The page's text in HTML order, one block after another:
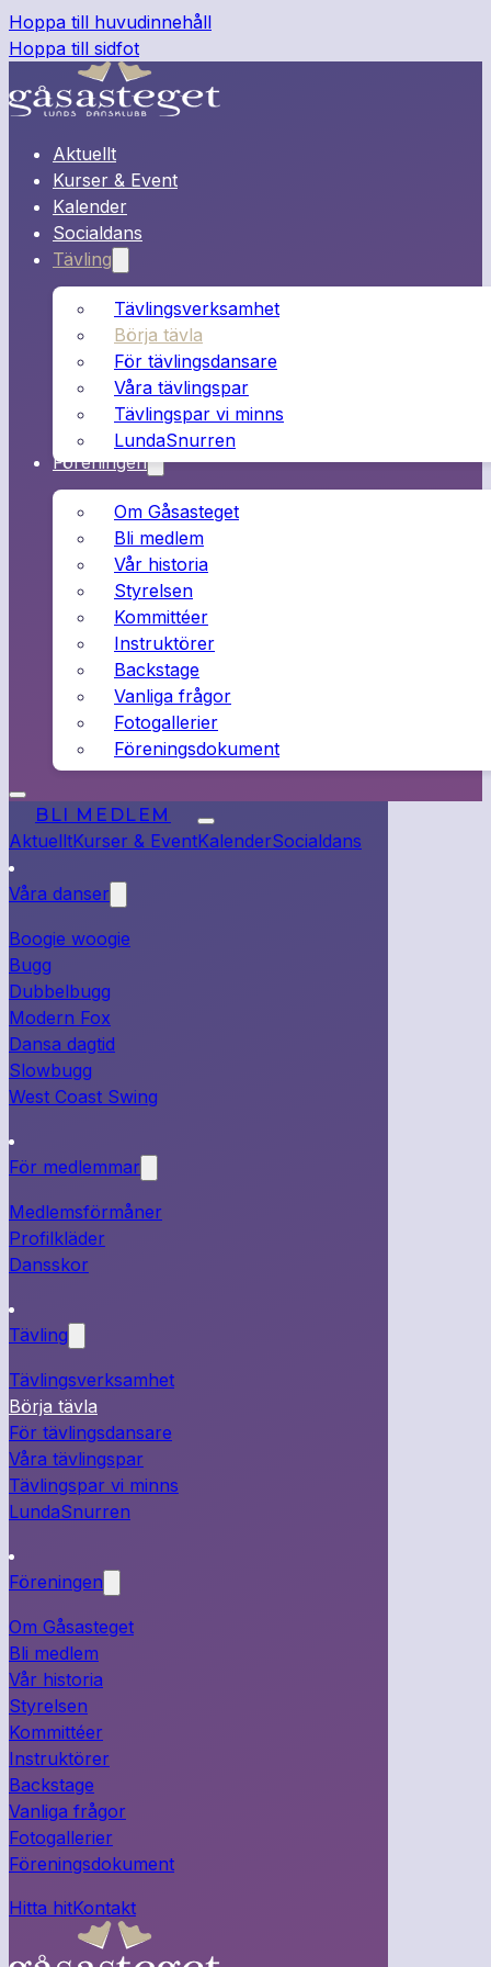
Hoppa till huvudinnehåll
Hoppa till sidfot
Aktuellt
Kurser & Event
Kalender
Socialdans
Tävling
Tävlingsverksamhet
Börja tävla
För tävlingsdansare
Våra tävlingspar
Tävlingspar vi minns
LundaSnurren
Föreningen
Om Gåsasteget
Bli medlem
Vår historia
Styrelsen
Kommittéer
Instruktörer
Backstage
Vanliga frågor
Fotogallerier
Föreningsdokument
BLI MEDLEM
AktuelltKurser & EventKalenderSocialdans
Våra danser
Boogie woogie
Bugg
Dubbelbugg
Modern Fox
Dansa dagtid
Slowbugg
West Coast Swing
För medlemmar
Medlemsförmåner
Profilkläder
Dansskor
Tävling
Tävlingsverksamhet
Börja tävla
För tävlingsdansare
Våra tävlingspar
Tävlingspar vi minns
LundaSnurren
Föreningen
Om Gåsasteget
Bli medlem
Vår historia
Styrelsen
Kommittéer
Instruktörer
Backstage
Vanliga frågor
Fotogallerier
Föreningsdokument
Hitta hitKontakt